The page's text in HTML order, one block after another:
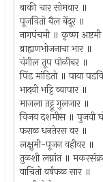
बाकी चार सोमवार ॥
पूजवितो बैल बेंदूर ॥
नागपंचमी ॥ कृष्ण
ब्राह्यणभोजनाचा भार ॥
चंगील तूप पोळीबर ॥
पिंड मांडितो ॥ पाया
भादयी भट्टि व्यापार ॥
माजला तट्टू गुलजार ॥
विजय दशमीस ॥ पुजवी
फराळ धनतेरस वर ॥
लक्षुमी-पूजन वहीवर ॥
तुळशी लग्नांत ॥
वाचितो वर्षफळ सार ॥